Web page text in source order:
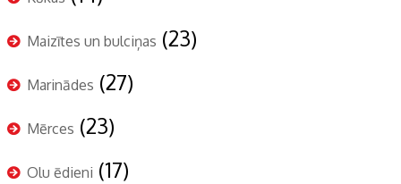
Maizītes un bulciņas (23)
Marinādes (27)
Mērces (23)
Olu ēdieni (17)